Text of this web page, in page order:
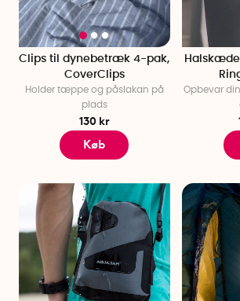
Clips til dynebetræk 4-pak,
CoverClips
Holder tæppe og påslakan på
plads
130 kr
Køb
Opbevar